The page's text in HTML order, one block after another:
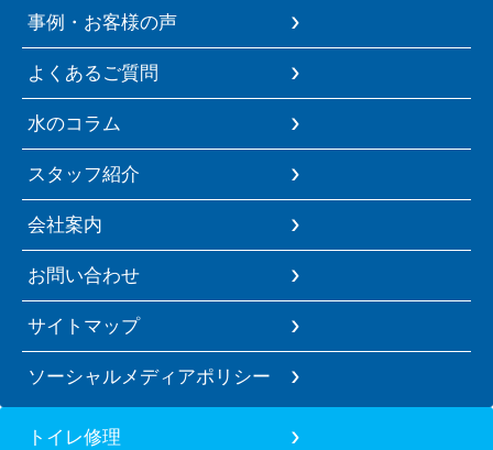
事例・お客様の声
よくあるご質問
水のコラム
スタッフ紹介
会社案内
お問い合わせ
サイトマップ
ソーシャルメディアポリシー
トイレ修理